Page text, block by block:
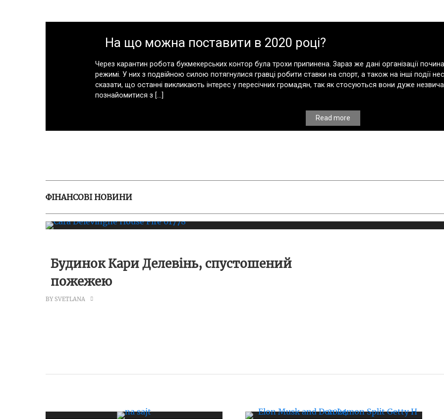
На що можна поставити в 2020 році?
Через карантин робота букмекерських контор була трохи припинена. Зараз же дані організації
режимі. У них з подвійною силою потягнулися гравці робити ставки на спорт, а також на інші події
сказати, що останні викликають інтерес у пересічних громадян, так як стосуються вони дуже
познайомитися з […]
Read more
ФІНАНСОВІ НОВИНИ
Будинок Кари Делевінь, спустошений
пожежею
BY SVETLANA